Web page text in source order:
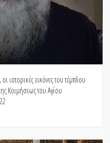
ιστορικές εικόνες του τέμπλου
Κοιμήσεως του Αγίου